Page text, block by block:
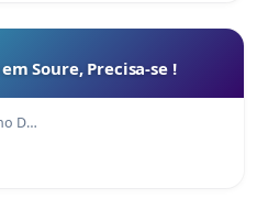
Soure, Precisa-se !
D…